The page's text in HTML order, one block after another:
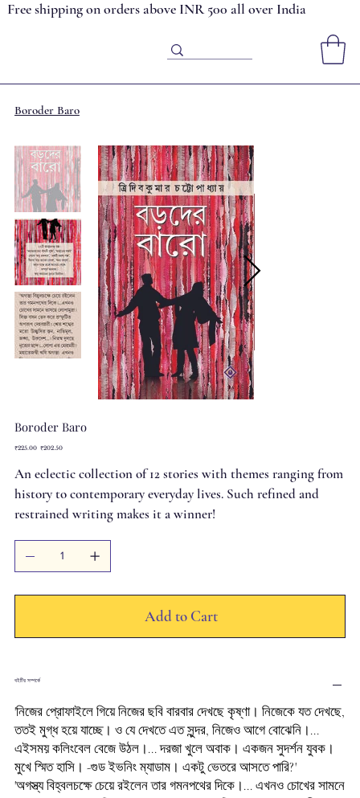
Free shipping on orders above INR 500 all over India
Boroder Baro
Boroder Baro
Original
₹225.00 Sale
₹202.50
An eclectic collection of 12 stories with themes ranging from
history to contemporary everyday lives. Such refined and
restrained writing makes it a winner!
Add to Cart
বইটির সম্পর্কে
'নিজের প্রোফাইলে গিয়ে নিজের ছবি বারবার দেখছে কৃষ্ণা। নিজেকে যত দেখছে,
ততই মুগ্ধ হয়ে যাচ্ছে। ও যে দেখতে এত সুন্দর, নিজেও আগে বোঝেনি।...
এইসময় কলিংবেল বেজে উঠল।... দরজা খুলে অবাক। একজন সুদর্শন যুবক।
মুখে স্মিত হাসি। -গুড ইভনিং ম্যাডাম। একটু ভেতরে আসতে পারি?'
'অগস্ত্য বিহ্বলচক্ষে চেয়ে রইলেন তার গমনপথের দিকে।... এখনও চোখের সামনে